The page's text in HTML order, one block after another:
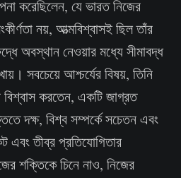
করেছিলেন, যে ভারত নিজের
নয়, আত্মবিশ্বাসই ছিল তাঁর
অবস্থান নেওয়ার মধ্যে সীমাবদ্ধ
সবচেয়ে আশ্চর্যের বিষয়, তিনি
করতেন, একটি জাগ্রত
দক্ষ, বিশ্ব সম্পর্কে সচেতন এবং
এবং তীব্র প্রতিযোগিতার
শক্তিকে চিনে নাও, নিজের